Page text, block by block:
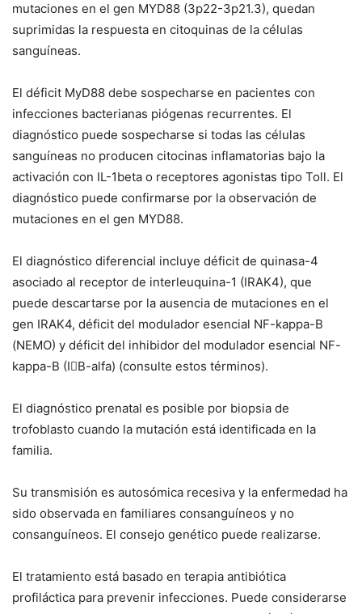
mutaciones en el gen MYD88 (3p22-3p21.3), quedan
suprimidas la respuesta en citoquinas de la células
sanguíneas.
El déficit MyD88 debe sospecharse en pacientes con
infecciones bacterianas piógenas recurrentes. El
diagnóstico puede sospecharse si todas las células
sanguíneas no producen citocinas inflamatorias bajo la
activación con IL-1beta o receptores agonistas tipo Toll. El
diagnóstico puede confirmarse por la observación de
mutaciones en el gen MYD88.
El diagnóstico diferencial incluye déficit de quinasa-4
asociado al receptor de interleuquina-1 (IRAK4), que
puede descartarse por la ausencia de mutaciones en el
gen IRAK4, déficit del modulador esencial NF-kappa-B
(NEMO) y déficit del inhibidor del modulador esencial NF-
kappa-B (IB-alfa) (consulte estos términos).
El diagnóstico prenatal es posible por biopsia de
trofoblasto cuando la mutación está identificada en la
familia.
Su transmisión es autosómica recesiva y la enfermedad ha
sido observada en familiares consanguíneos y no
consanguíneos. El consejo genético puede realizarse.
El tratamiento está basado en terapia antibiótica
profiláctica para prevenir infecciones. Puede considerarse